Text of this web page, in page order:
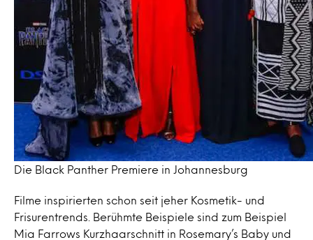
Die Black Panther Premiere in Johannesburg
Filme inspirierten schon seit jeher Kosmetik- und
Frisurentrends. Berühmte Beispiele sind zum Beispiel
Mia Farrows Kurzhaarschnitt in Rosemary’s Baby und